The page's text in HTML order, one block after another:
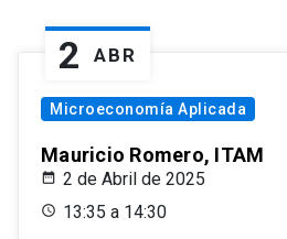
2 ABR
Microeconomía Aplicada
Mauricio Romero, ITAM
2 de Abril de 2025
13:35 a 14:30